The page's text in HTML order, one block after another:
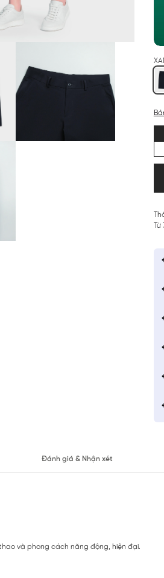
Từ
Đánh giá & Nhận xét
và phong cách năng động, hiện đại.